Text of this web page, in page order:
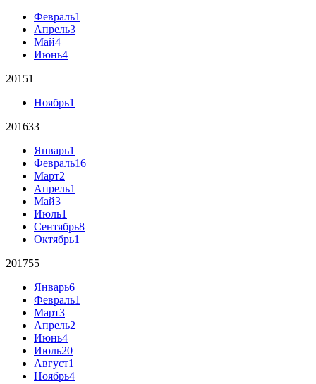
Февраль1
Апрель3
Май4
Июнь4
20151
Ноябрь1
201633
Январь1
Февраль16
Март2
Апрель1
Май3
Июль1
Сентябрь8
Октябрь1
201755
Январь6
Февраль1
Март3
Апрель2
Июнь4
Июль20
Август1
Ноябрь4